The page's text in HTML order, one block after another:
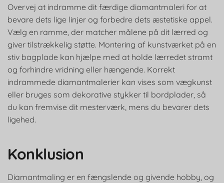
Overvej at indramme dit færdige diamantmaleri for at
bevare dets lige linjer og forbedre dets æstetiske appel.
Vælg en ramme, der matcher målene på dit lærred og
giver tilstrækkelig støtte. Montering af kunstværket på en
stiv bagplade kan hjælpe med at holde lærredet stramt
og forhindre vridning eller hængende. Korrekt
indrammede diamantmalerier kan vises som vægkunst
eller bruges som dekorative stykker til bordplader, så
du kan fremvise dit mesterværk, mens du bevarer dets
ligehed.
Konklusion
Diamantmaling er en fængslende og givende hobby, og